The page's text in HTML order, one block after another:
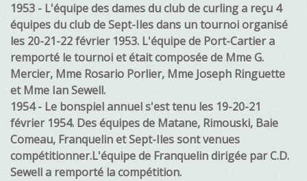
1953 - L'équipe des dames du club de curling a reçu 4
équipes du club de Sept-Iles dans un tournoi organisé
les 20-21-22 février 1953. L'équipe de Port-Cartier a
remporté le tournoi et était composée de Mme G.
Mercier, Mme Rosario Porlier, Mme Joseph Ringuette
et Mme Ian Sewell.
1954 - Le bonspiel annuel s'est tenu les 19-20-21
février 1954. Des équipes de Matane, Rimouski, Baie
Comeau, Franquelin et Sept-Iles sont venues
compétitionner.L'équipe de Franquelin dirigée par C.D.
Sewell a remporté la compétition.